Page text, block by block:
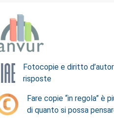
Fotocopie e diritto
risposte
Fare copie “in regola” è
di quanto si possa